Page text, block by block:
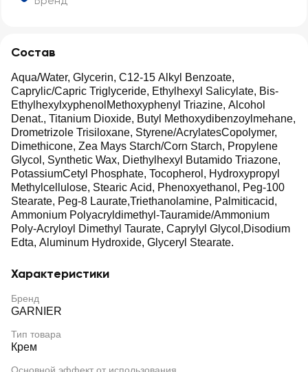
Состав
Aqua/Water, Glycerin, C12-15 Alkyl Benzoate,
Caprylic/Capric Triglyceride, Ethylhexyl Salicylate, Bis-
EthylhexylxyphenolMethoxyphenyl Triazine, Alcohol
Denat., Titanium Dioxide, Butyl Methoxydibenzoylmehane,
Drometrizole Trisiloxane, Styrene/AcrylatesCopolymer,
Dimethicone, Zea Mays Starch/Corn Starch, Propylene
Glycol, Synthetic Wax, Diethylhexyl Butamido Triazone,
PotassiumCetyl Phosphate, Tocopherol, Hydroxypropyl
Methylcellulose, Stearic Acid, Phenoxyethanol, Peg-100
Stearate, Peg-8 Laurate,Triethanolamine, Palmiticacid,
Ammonium Polyacryldimethyl-Tauramide/Ammonium
Poly-Acryloyl Dimethyl Taurate, Caprylyl Glycol,Disodium
Edta, Aluminum Hydroxide, Glyceryl Stearate.
Характеристики
Бренд
GARNIER
Тип товара
Крем